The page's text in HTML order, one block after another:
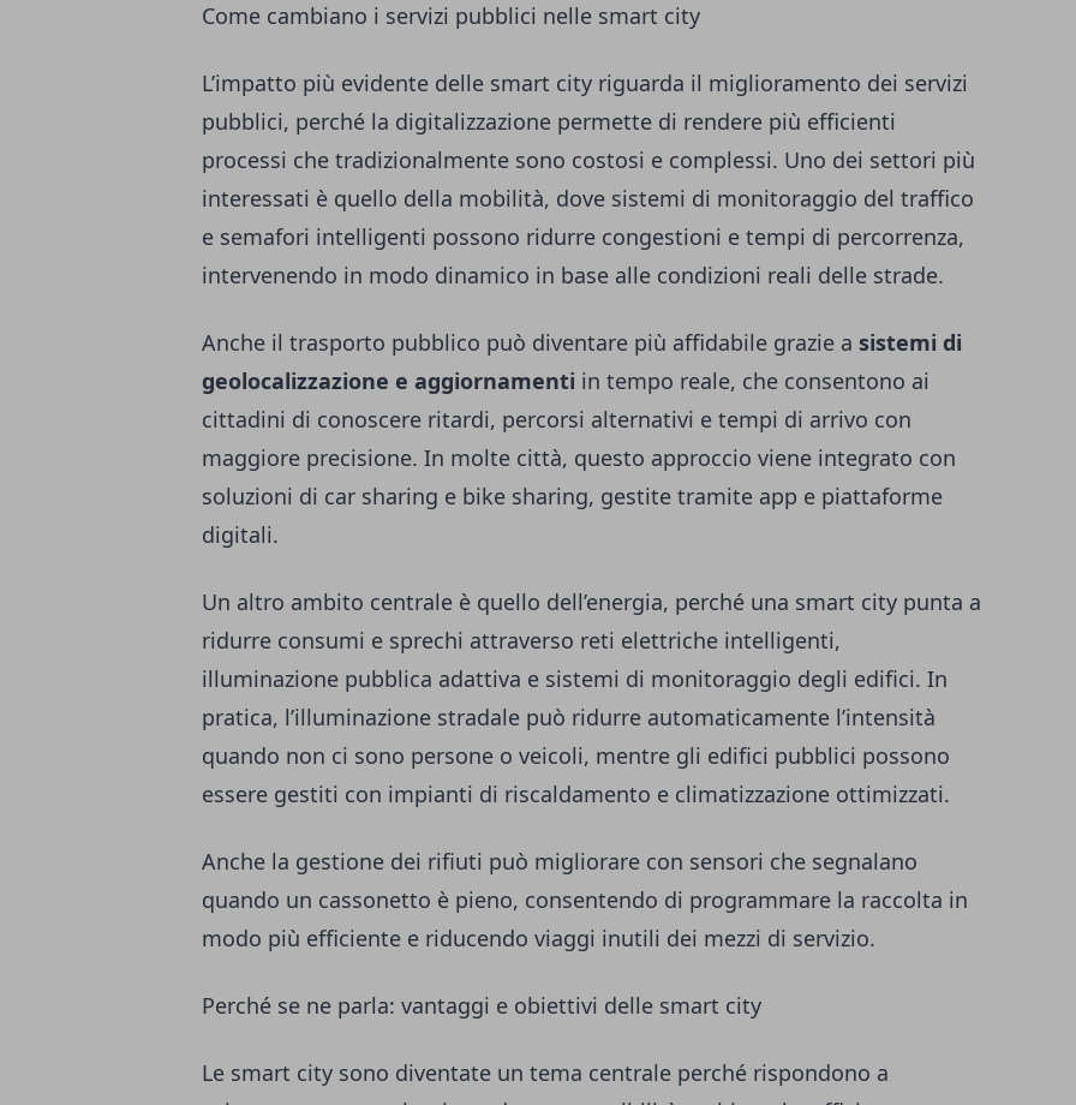
Come cambiano i servizi pubblici nelle smart city
L’impatto più evidente delle smart city riguarda il miglioramento dei servizi
pubblici, perché la digitalizzazione permette di rendere più efficienti
processi che tradizionalmente sono costosi e complessi. Uno dei settori più
interessati è quello della mobilità, dove sistemi di monitoraggio del traffico
e semafori intelligenti possono ridurre congestioni e tempi di percorrenza,
intervenendo in modo dinamico in base alle condizioni reali delle strade.
Anche il trasporto pubblico può diventare più affidabile grazie a sistemi di
geolocalizzazione e aggiornamenti in tempo reale, che consentono ai
cittadini di conoscere ritardi, percorsi alternativi e tempi di arrivo con
maggiore precisione. In molte città, questo approccio viene integrato con
soluzioni di car sharing e bike sharing, gestite tramite app e piattaforme
digitali.
Un altro ambito centrale è quello dell’energia, perché una smart city punta a
ridurre consumi e sprechi attraverso reti elettriche intelligenti,
illuminazione pubblica adattiva e sistemi di monitoraggio degli edifici. In
pratica, l’illuminazione stradale può ridurre automaticamente l’intensità
quando non ci sono persone o veicoli, mentre gli edifici pubblici possono
essere gestiti con impianti di riscaldamento e climatizzazione ottimizzati.
Anche la gestione dei rifiuti può migliorare con sensori che segnalano
quando un cassonetto è pieno, consentendo di programmare la raccolta in
modo più efficiente e riducendo viaggi inutili dei mezzi di servizio.
Perché se ne parla: vantaggi e obiettivi delle smart city
Le smart city sono diventate un tema centrale perché rispondono a